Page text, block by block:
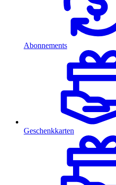
Abonnements
Geschenkkarten